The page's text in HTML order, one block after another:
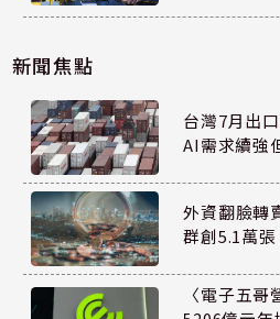
新聞焦點
台灣7月出
AI需求續強
外資翻臉轉
群創5.1萬
〈電子五